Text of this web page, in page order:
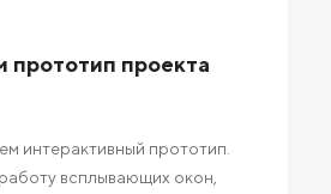
прототип проекта
интерактивный прототип.
всплывающих окон,